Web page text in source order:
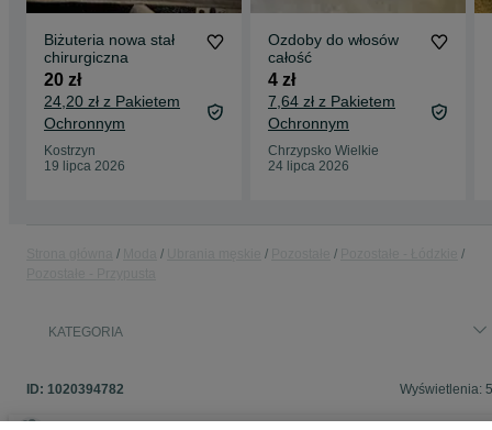
Biżuteria nowa stał
chirurgiczna
20 zł
24,20 zł z Pakietem
Ochronnym
Kostrzyn
19 lipca 2026
Ozdoby do włosów
całość
4 zł
7,64 zł z Pakietem
Ochronnym
Chrzypsko Wielkie
24 lipca 2026
KATEGORIA
ID: 1020394782 Wyświetlenia: